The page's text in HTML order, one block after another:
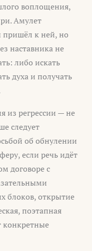
воплощения,
Амулет
пришёл к ней, но
наставника не
либо искать
духа и получать
из регрессии — не
следует
об обнулении
если речь идёт
договоре с
блоков, открытие
поэтапная
конкретные